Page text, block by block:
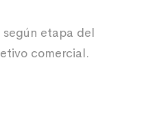
según etapa del
comercial.